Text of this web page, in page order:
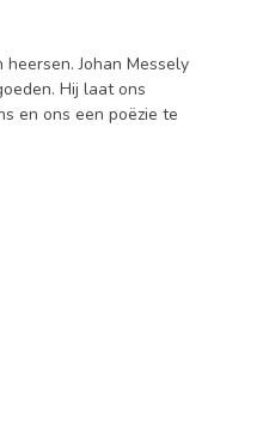
Johan Messely
Hij laat ons
en ons een poëzie te